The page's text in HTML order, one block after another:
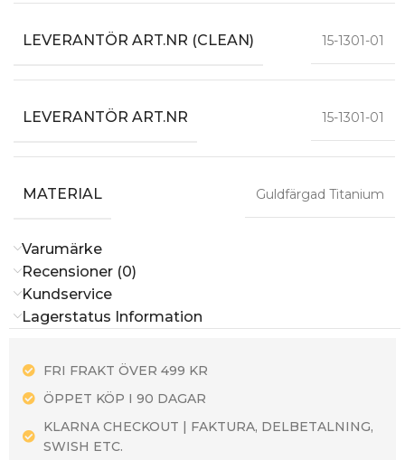
LEVERANTÖR ART.NR (CLEAN) 15-1301-01
LEVERANTÖR ART.NR 15-1301-01
MATERIAL Guldfärgad Titanium
Varumärke
Recensioner (0)
Kundservice
Lagerstatus Information
FRI FRAKT ÖVER 499 KR
ÖPPET KÖP I 90 DAGAR
KLARNA CHECKOUT | FAKTURA, DELBETALNING,
SWISH ETC.